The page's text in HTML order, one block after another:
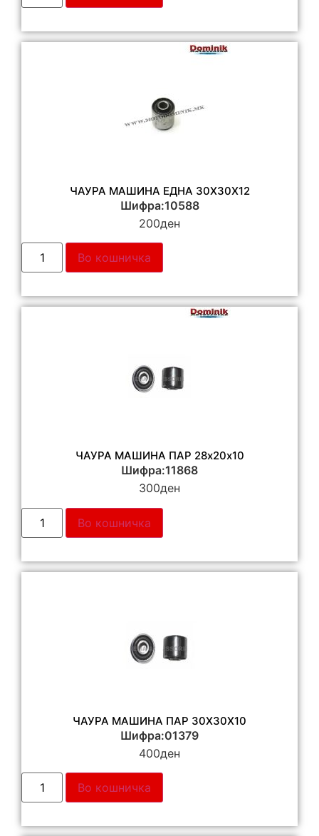
ЧАУРА МАШИНА ЕДНА 30Х30Х12
Шифра:10588
200ден
Во кошничка
ЧАУРА МАШИНА ПАР 28х20х10
Шифра:11868
300ден
Во кошничка
ЧАУРА МАШИНА ПАР 30Х30Х10
Шифра:01379
400ден
Во кошничка